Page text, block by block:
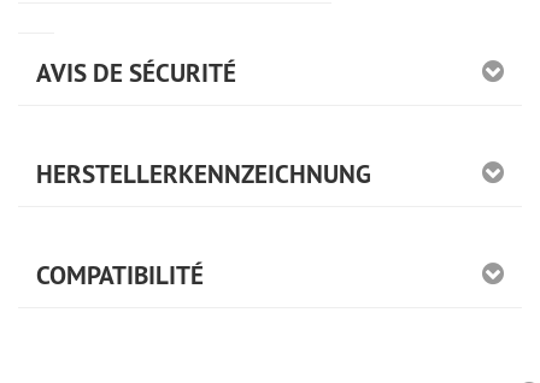
AVIS DE SÉCURITÉ
HERSTELLERKENNZEICHNUNG
COMPATIBILITÉ